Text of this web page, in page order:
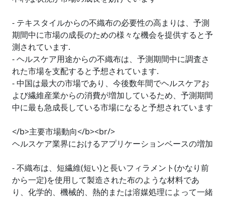
- テキスタイルからの不織布の必要性の高まりは、予測
期間中に市場の成長のための様々な機会を提供すると予
測されています.
- ヘルスケア用途からの不織布は、予測期間中に調査さ
れた市場を支配すると予想されています.
- 中国は最大の市場であり、今後数年間でヘルスケアお
よび繊維産業からの消費が増加しているため、予測期間
中に最も急成長している市場になると予想されています
</b>主要市場動向</b><br/>
ヘルスケア業界におけるアプリケーションベースの増加
- 不織布は、短繊維(短い)と長いフィラメント(かなり前
から一定)を使用して製造された布のような材料であ
り、化学的、機械的、熱的または溶媒処理によって一緒